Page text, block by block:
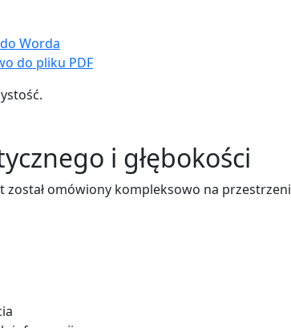
Worda
do pliku PDF
i głębokości
został omówiony kompleksowo na przestrzeni